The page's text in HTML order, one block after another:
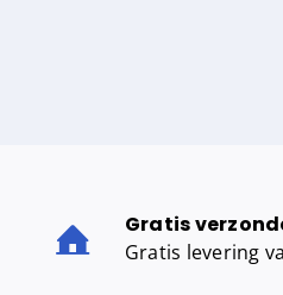
Gratis
Gratis levering